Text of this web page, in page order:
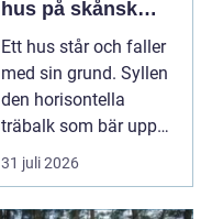
hus på skånsk
mark
Ett hus står och faller
med sin grund. Syllen
den horisontella
träbalk som bär upp
väggarna mot pla...
31 juli 2026